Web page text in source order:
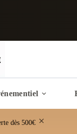
dès 500€